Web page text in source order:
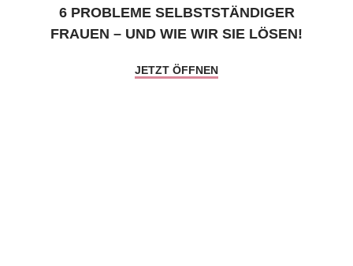
6 PROBLEME SELBSTSTÄNDIGER
FRAUEN – UND WIE WIR SIE LÖSEN!
JETZT ÖFFNEN